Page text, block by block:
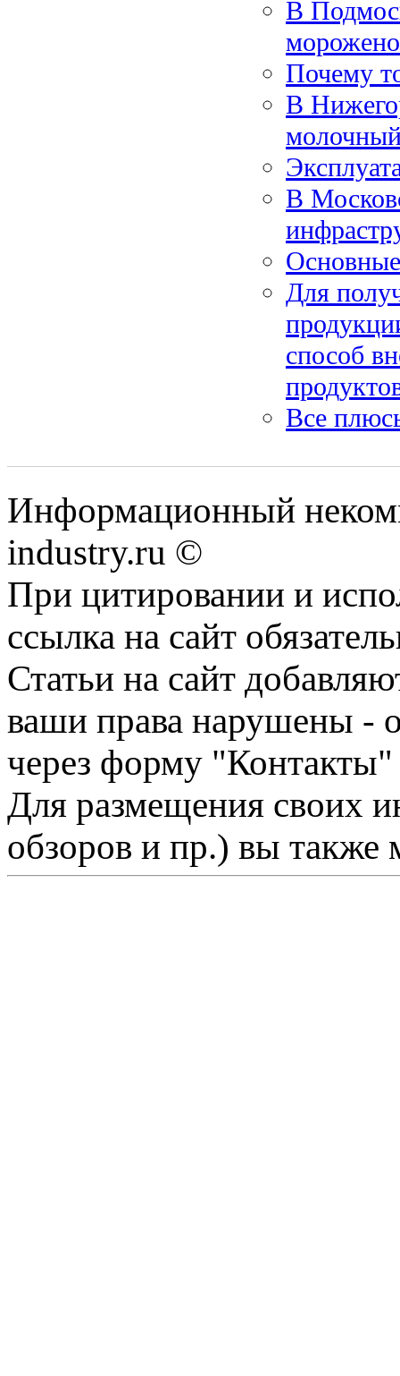
В
Почему
В
В
Для
способ
Все
Информационный
industry.ru ©
При цитировании и
ссылка на сайт
Статьи на сайт
ваши права нарушены -
через форму "Контакты"
Для размещения своих
обзоров и пр.) вы также